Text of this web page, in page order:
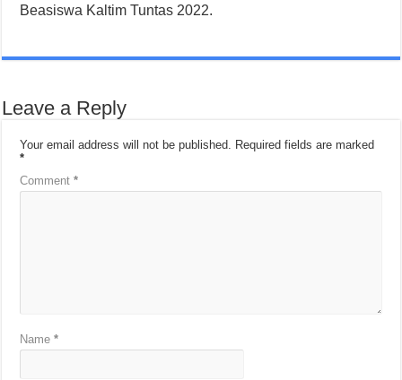
Beasiswa Kaltim Tuntas 2022.
Leave a Reply
Your email address will not be published. Required fields are marked
*
Comment*
Name*